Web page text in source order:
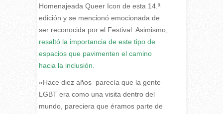
Homenajeada Queer Icon de esta 14.ª
edición y se mencionó emocionada de
ser reconocida por el Festival. Asimismo,
resaltó la importancia de este tipo de
espacios que pavimenten el camino
hacia la inclusión.
«Hace diez años parecía que la gente
LGBT era como una visita dentro del
mundo, pareciera que éramos parte de